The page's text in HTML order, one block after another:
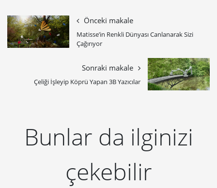
Önceki makale
Matisse’in Renkli Dünyası Canlanarak Sizi
Çağırıyor
Sonraki makale
Çeliği İşleyip Köprü Yapan 3B Yazıcılar
Bunlar da ilginizi
çekebilir